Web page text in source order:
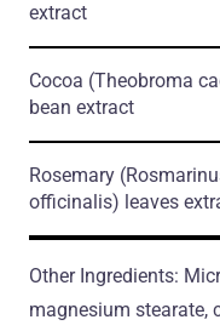
extract
Cocoa (Theobroma
bean extract
Rosemary
officinalis) leaves
Other Ingredients:
magnesium stearate,